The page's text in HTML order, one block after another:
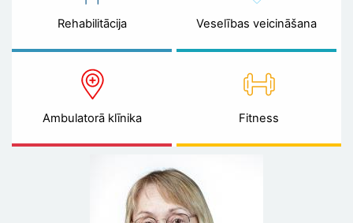
Rehabilitācija Veselības veicināšana
Ambulatorā klīnika Fitness